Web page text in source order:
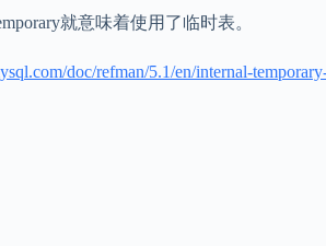
就意味着使用了临时表。
doc/refman/5.1/en/internal-